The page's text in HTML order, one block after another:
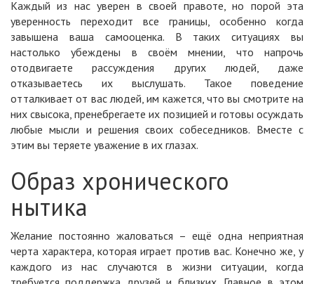
Каждый из нас уверен в своей правоте, но порой эта
уверенность переходит все границы, особенно когда
завышена ваша самооценка. В таких ситуациях вы
настолько убеждены в своём мнении, что напрочь
отодвигаете рассуждения других людей, даже
отказываетесь их выслушать. Такое поведение
отталкивает от вас людей, им кажется, что вы смотрите на
них свысока, пренебрегаете их позицией и готовы осуждать
любые мысли и решения своих собеседников. Вместе с
этим вы теряете уважение в их глазах.
Образ хронического
нытика
Желание постоянно жаловаться – ещё одна неприятная
черта характера, которая играет против вас. Конечно же, у
каждого из нас случаются в жизни ситуации, когда